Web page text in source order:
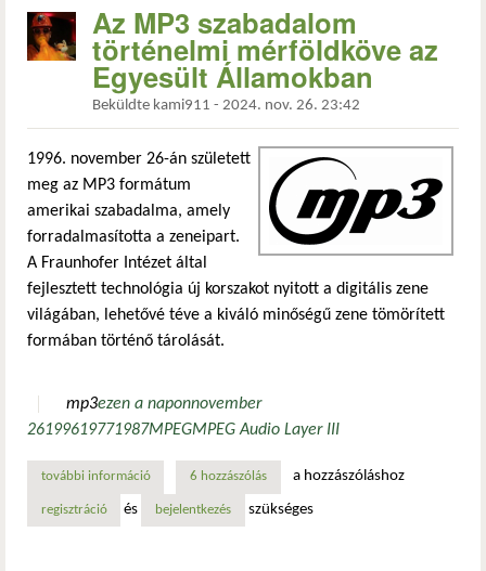
Az MP3 szabadalom
történelmi mérföldköve az
Egyesült Államokban
Beküldte kami911 - 2024. nov. 26. 23:42
1996. november 26-án született
meg az MP3 formátum
amerikai szabadalma, amely
forradalmasította a zeneipart.
A Fraunhofer Intézet által
fejlesztett technológia új korszakot nyitott a digitális zene
világában, lehetővé téve a kiváló minőségű zene tömörített
formában történő tárolását.
mp3ezen a naponnovember
26199619771987MPEGMPEG Audio Layer III
további információaz mp3 szabadalom történelmi mérföldköve az egyesült
6 hozzászólás a hozzászóláshoz
regisztráció és bejelentkezés szükséges